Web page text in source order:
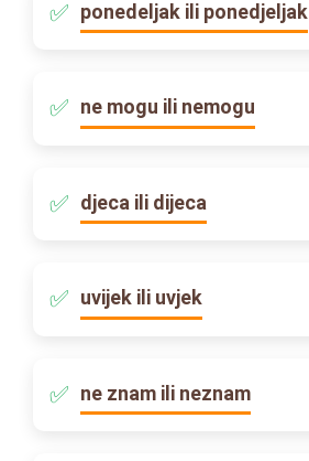
ponedeljak ili ponedjeljak
ne mogu ili nemogu
djeca ili dijeca
uvijek ili uvjek
ne znam ili neznam